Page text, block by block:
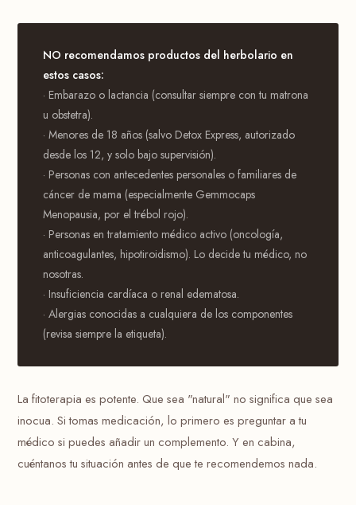
NO recomendamos productos del herbolario en
estos casos:
· Embarazo o lactancia (consultar siempre con tu matrona
u obstetra).
· Menores de 18 años (salvo Detox Express, autorizado
desde los 12, y solo bajo supervisión).
· Personas con antecedentes personales o familiares de
cáncer de mama (especialmente Gemmocaps
Menopausia, por el trébol rojo).
· Personas en tratamiento médico activo (oncología,
anticoagulantes, hipotiroidismo). Lo decide tu médico, no
nosotras.
· Insuficiencia cardíaca o renal edematosa.
· Alergias conocidas a cualquiera de los componentes
(revisa siempre la etiqueta).
La fitoterapia es potente. Que sea "natural" no significa que sea
inocua. Si tomas medicación, lo primero es preguntar a tu
médico si puedes añadir un complemento. Y en cabina,
cuéntanos tu situación antes de que te recomendemos nada.